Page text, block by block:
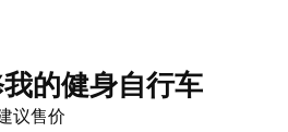
的健身自行车
议售价